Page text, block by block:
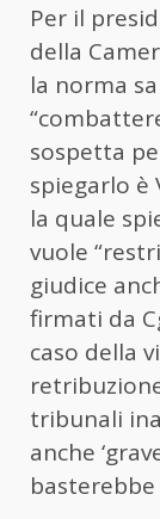
Per il
della
la norma
sospetta
spiegarlo è
la quale
vuole
giudice
firmati da
caso della
tribunali
anche